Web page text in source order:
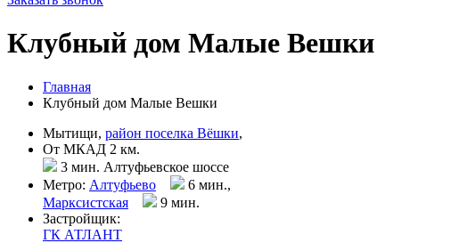
Клубный дом Малые Вешки
Главная
Клубный дом Малые Вешки
Мытищи, район поселка Вёшки,
От МКАД 2 км.
3 мин. Алтуфьевское шоссе
Метро: Алтуфьево
6 мин.,
Марксистская
9 мин.
Застройщик:
ГК АТЛАНТ